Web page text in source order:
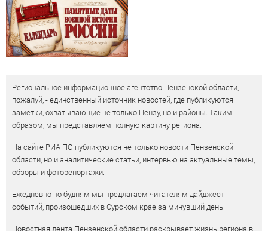
Региональное информационное агентство Пензенской области,
пожалуй, - единственный источник новостей, где публикуются
заметки, охватывающие не только Пензу, но и районы. Таким
образом, мы представляем полную картину региона.
На сайте РИА ПО публикуются не только новости Пензенской
области, но и аналитические статьи, интервью на актуальные темы,
обзоры и фоторепортажи.
Ежедневно по будням мы предлагаем читателям дайджест
событий, произошедших в Сурском крае за минувший день.
Новостная лента Пензенской области раскрывает жизнь региона в